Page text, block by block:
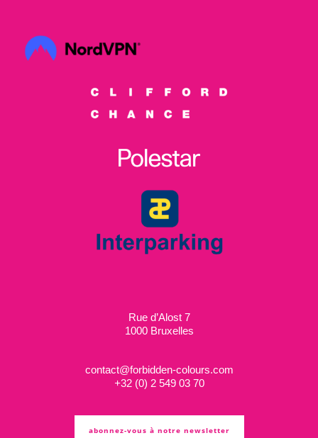
Rue d’Alost 7
1000 Bruxelles
contact@forbidden-colours.com
+32 (0) 2 549 03 70
abonnez-vous à notre newsletter